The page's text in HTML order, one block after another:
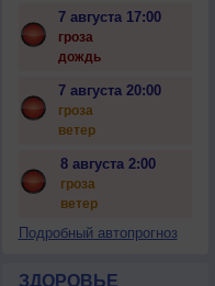
7 августа 17:00
гроза
дождь
7 августа 20:00
гроза
ветер
8 августа 2:00
гроза
ветер
Подробный автопрогноз
ЗДОРОВЬЕ